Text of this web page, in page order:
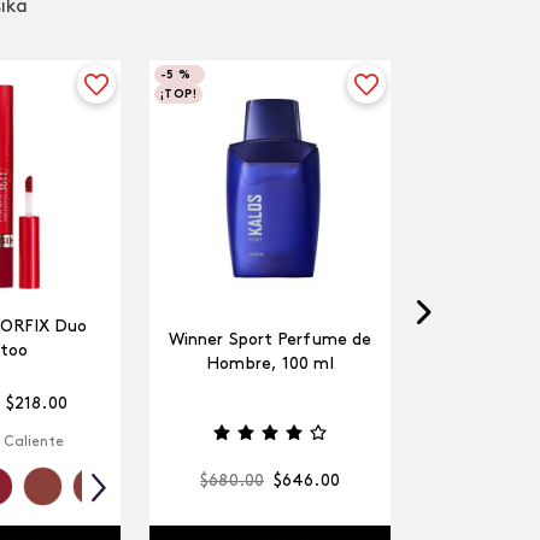
Duo
$218 .00
Caliente
-5 %
¡TOP!
Winner Sport Perfume de
Hombre, 100 ml
$680.00 $646 .00